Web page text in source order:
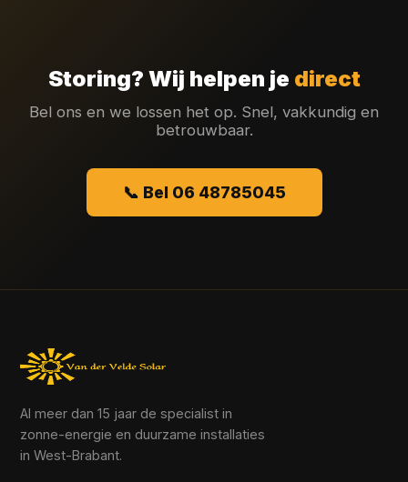
Storing? Wij helpen je direct
Bel ons en we lossen het op. Snel, vakkundig en
betrouwbaar.
📞 Bel 06 48785045
Al meer dan 15 jaar de specialist in
zonne-energie en duurzame installaties
in West-Brabant.